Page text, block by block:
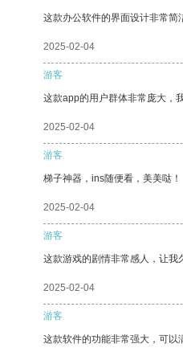
这款办公软件的界面设计非常简
2025-02-04
游客
这款app的用户群体非常庞大，
2025-02-04
游客
梯子神器，ins随便看，美美哒！
2025-02-04
游客
这款游戏的剧情非常感人，让我
2025-02-04
游客
这款软件的功能非常强大，可以